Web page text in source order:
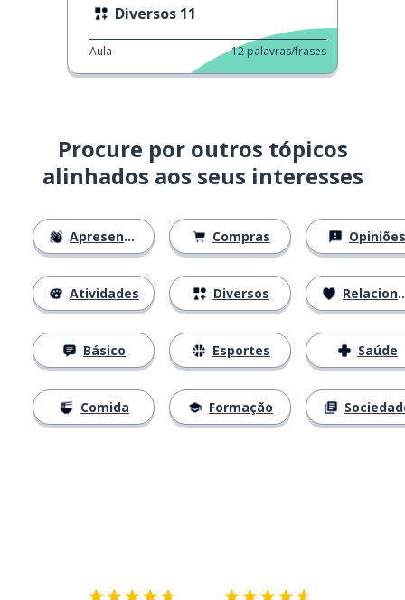
Diversos 11
Aula 12 palavras/frases
Procure por outros tópicos
alinhados aos seus interesses
Apresentações
Atividades
Básico
Comida
Compras
Diversos
Esportes
Formação
Opiniões
Relacionamentos
Saúde